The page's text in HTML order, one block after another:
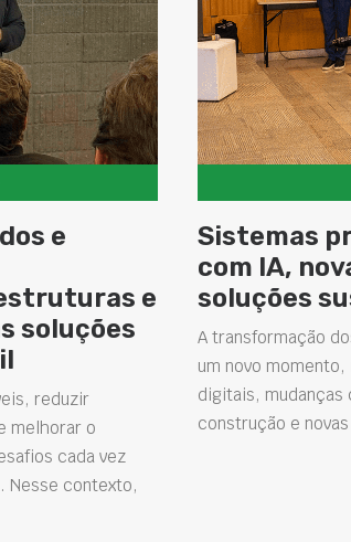
e
e
soluções
reduzir
melhorar o
cada vez
Nesse contexto,
Sistemas
com IA,
soluções
A transformação
um novo
digitais,
construção e